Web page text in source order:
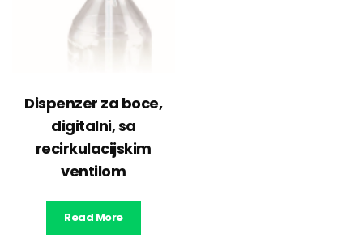
Dispenzer za boce,
digitalni, sa
recirkulacijskim
ventilom
Read More